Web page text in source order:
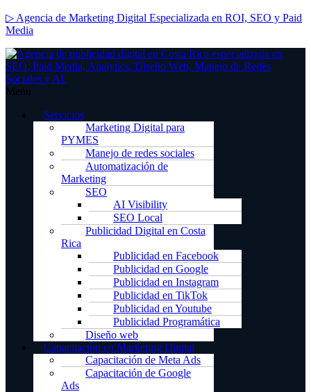
▷ Agencia de Marketing Digital Especializada en ROI, SEO y Paid
Media
Menu
Servicios
Marketing Digital para
PYMES
Manejo de redes sociales
Automatización de
Marketing
SEO
AI Visibility
SEO Local
Publicidad Digital en Costa
Rica
Publicidad en Facebook
Publicidad en Google
Publicidad en Instagram
Publicidad en TikTok
Publicidad en Youtube
Publicidad Programática
Diseño web
Capacitación en Marketing Digital
Capacitación de Meta Ads
Capacitación de Google
Ads